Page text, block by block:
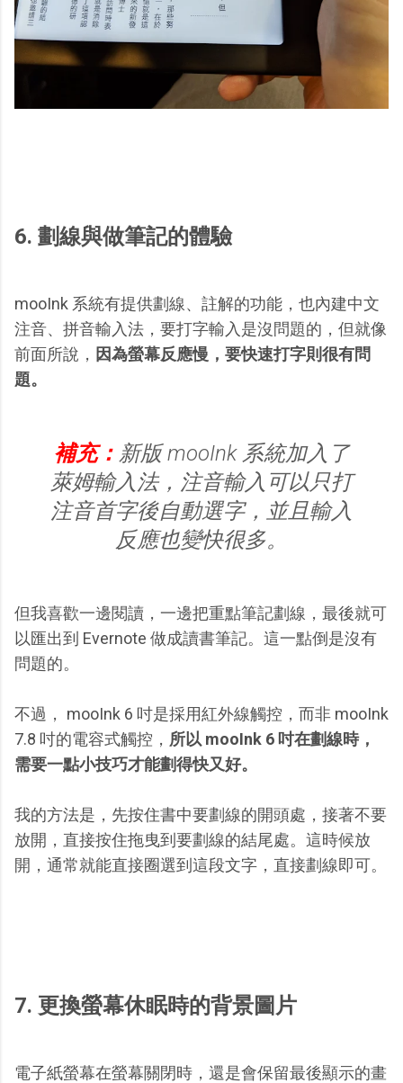
6. 劃線與做筆記的體驗
mooInk 系統有提供劃線、註解的功能，也內建中文
注音、拼音輸入法，要打字輸入是沒問題的，但就像
前面所說， 因為螢幕反應慢，要快速打字則很有問
題。
補充： 新版 mooInk 系統加入了
萊姆輸入法，注音輸入可以只打
注音首字後自動選字，並且輸入
反應也變快很多。
但我喜歡一邊閱讀，一邊把重點筆記劃線，最後就可
以匯出到 Evernote 做成讀書筆記。這一點倒是沒有
問題的。
不過， mooInk 6 吋是採用紅外線觸控，而非 mooInk
7.8 吋的電容式觸控， 所以 mooInk 6 吋在劃線時，
需要一點小技巧才能劃得快又好。
我的方法是，先按住書中要劃線的開頭處，接著不要
放開，直接按住拖曳到要劃線的結尾處。這時候放
開，通常就能直接圈選到這段文字，直接劃線即可。
7. 更換螢幕休眠時的背景圖片
電子紙螢幕在螢幕關閉時，還是會保留最後顯示的畫